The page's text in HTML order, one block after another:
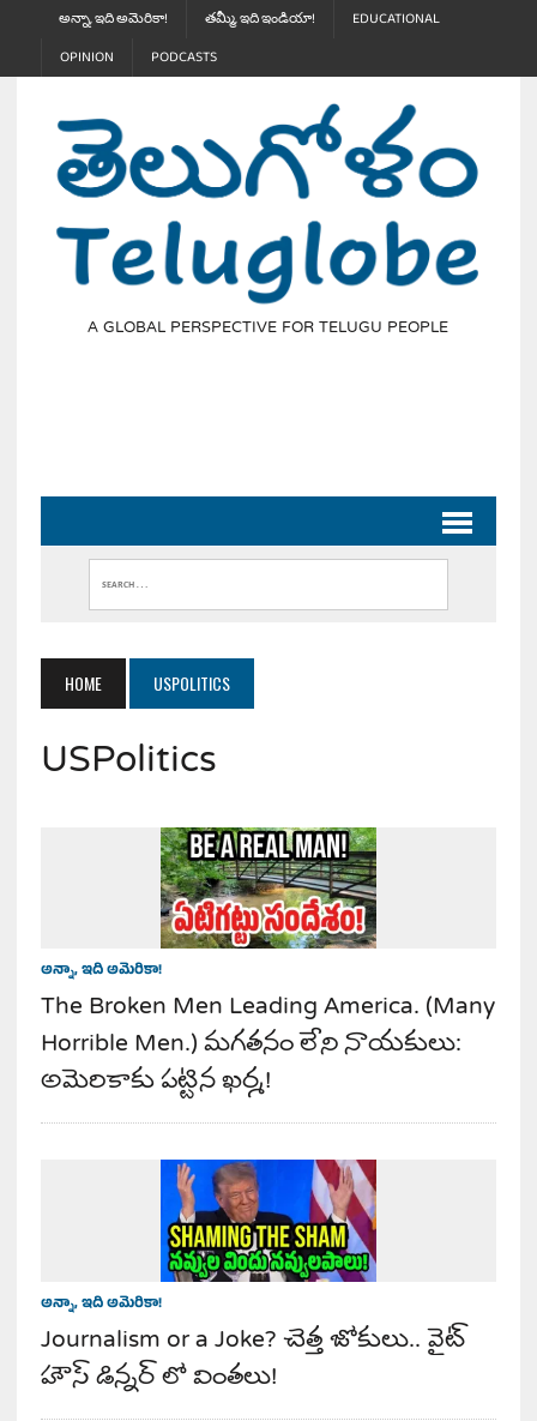
అన్నా, ఇది అమెరికా! తమ్మీ, ఇది ఇండియా!
EDUCATIONAL
OPINION
PODCASTS
A GLOBAL PERSPECTIVE FOR TELUGU PEOPLE
HOME USPOLITICS
USPolitics
అన్నా, ఇది అమెరికా!
The Broken Men Leading America. (Many
Horrible Men.) మగతనం లేని నాయకులు:
అమెరికాకు పట్టిన ఖర్మ!
అన్నా, ఇది అమెరికా!
Journalism or a Joke? చెత్త జోకులు.. వైట్
హౌస్ డిన్నర్ లో వింతలు!